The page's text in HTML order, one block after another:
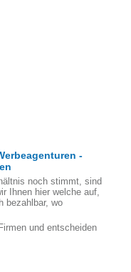
-
noch stimmt, sind
Ihnen hier welche auf,
bezahlbar, wo
und entscheiden